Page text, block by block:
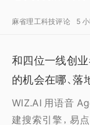
麻省理工科技评论 5
和四位一线创
的机会在哪、落
WIZ.AI 用语音
建搜索引擎，易